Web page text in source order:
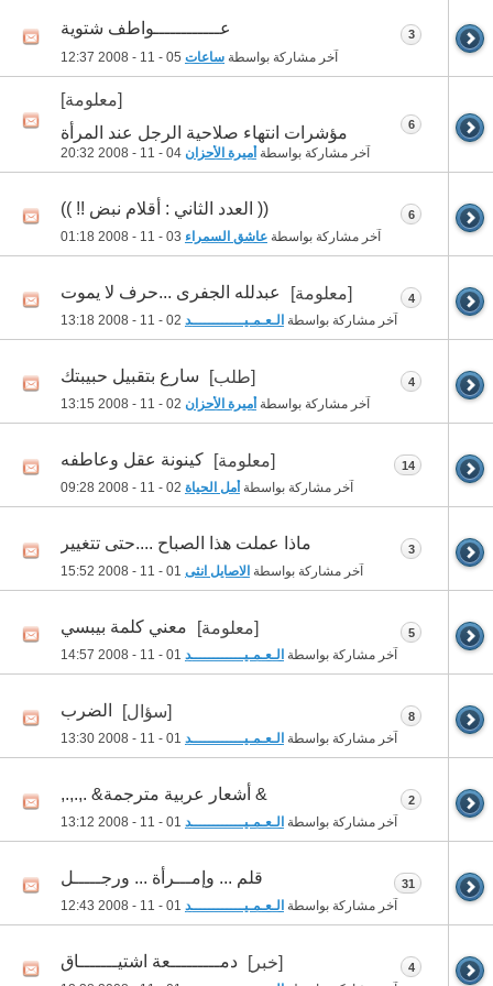
عــــــــــــواطف شتوية
آخر مشاركة بواسطة ساعات 12:37
3
[معلومة]
مؤشرات انتهاء صلاحية الرجل عند المرأة
آخر مشاركة بواسطة أميرة الأحزان 20:32
6
(( العدد الثاني : أقلام نبض !! ))
آخر مشاركة بواسطة عاشق السمراء 01:18
6
[معلومة] عبدلله الجفرى ...حرف لا يموت
آخر مشاركة بواسطة الـعـمـيــــــــــــد 13:18
4
[طلب] سارع بتقبيل حبيبتك
آخر مشاركة بواسطة أميرة الأحزان 13:15
4
[معلومة] كينونة عقل وعاطفه
آخر مشاركة بواسطة أمل الحياة 09:28
14
ماذا عملت هذا الصباح ....حتى تتغيير
آخر مشاركة بواسطة الاصايل انثى 15:52
3
[معلومة] معني كلمة بيبسي
آخر مشاركة بواسطة الـعـمـيــــــــــــد 14:57
5
[سؤال] الضرب
آخر مشاركة بواسطة الـعـمـيــــــــــــد 13:30
8
& أشعار عربية مترجمة& .,.,.,
آخر مشاركة بواسطة الـعـمـيــــــــــــد 13:12
2
قلم ... وإمـــرأة ... ورجـــــل
آخر مشاركة بواسطة الـعـمـيــــــــــــد 12:43
31
[خبر] دمـــــــــعة اشتيـــــــاق 4